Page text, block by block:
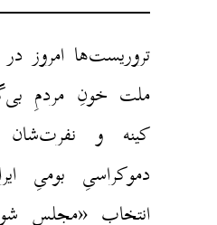
تروریست‌ها امروز
ملت خونِ مردمِ
کینه و نفرت‌شان
دموکراسیِ بومیِ
انتخابِ «مجلسِ